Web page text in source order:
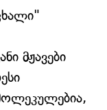
მჟავები